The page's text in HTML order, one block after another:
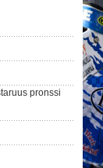
pronssi